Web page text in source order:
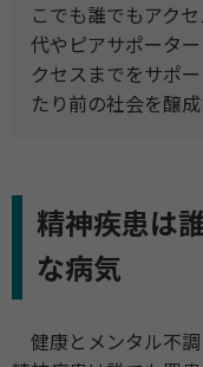
こでも誰でもアク
代やピアサポータ
クセスまでをサポ
たり前の社会を醸成
精神疾患は
な病気
健康とメンタル不調